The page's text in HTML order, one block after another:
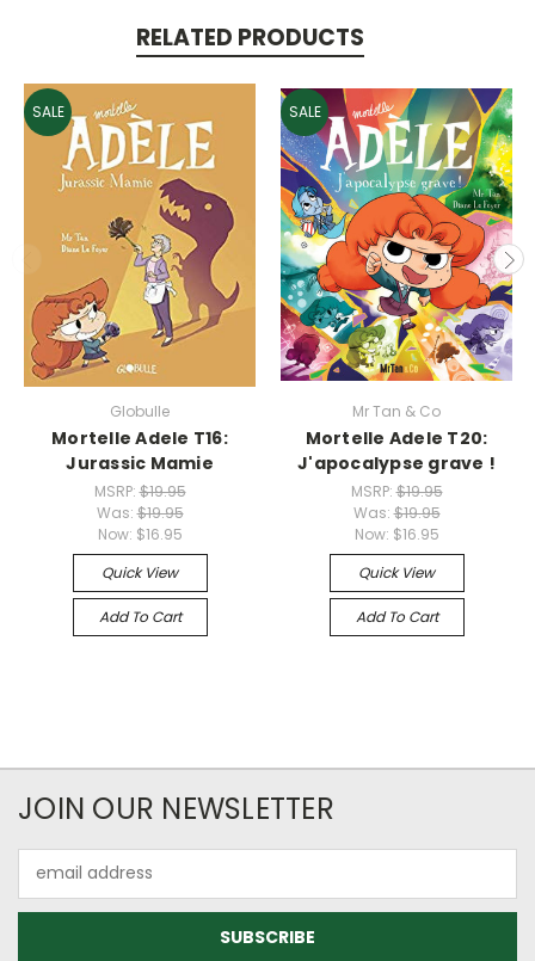
RELATED PRODUCTS
SALE
Globulle
Mortelle Adele T16:
Jurassic Mamie
MSRP:$19.95
Was:$19.95
Now: $16.95
Quick View
Add To Cart
SALE
Mr Tan & Co
Mortelle Adele T20:
J'apocalypse grave !
MSRP:$19.95
Was:$19.95
Now: $16.95
Quick View
Add To Cart
JOIN OUR NEWSLETTER
Address